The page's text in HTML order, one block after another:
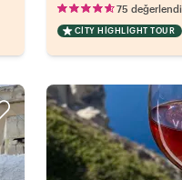
75
CITY HIGHLIGHT TOUR